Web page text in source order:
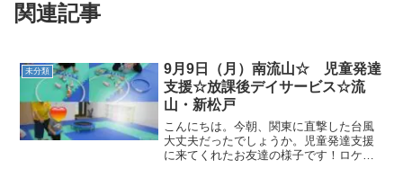
関連記事
未分類
9月9日（月）南流山☆ 児童発達
支援☆放課後デイサービス☆流
山・新松戸
こんにちは。今朝、関東に直撃した台風
大丈夫だったでしょうか。児童発達支援
に来てくれたお友達の様子です！ロケッ